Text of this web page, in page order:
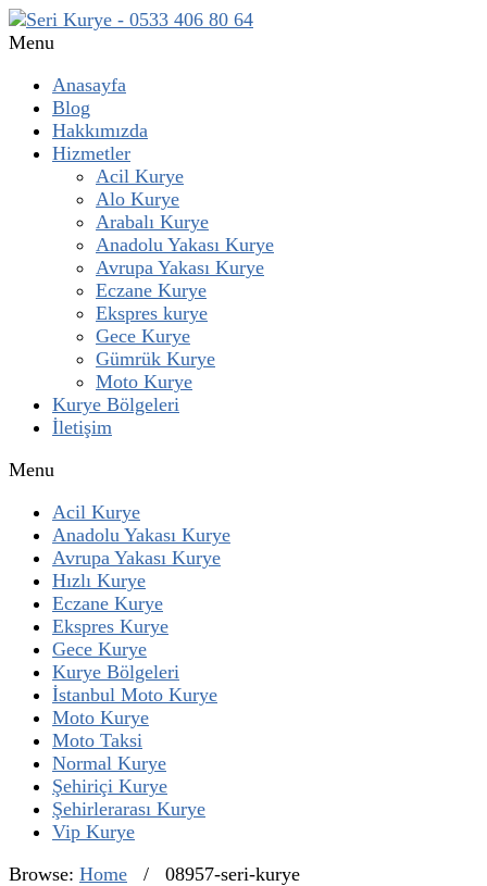
Menu
Anasayfa
Blog
Hakkımızda
Hizmetler
Acil Kurye
Alo Kurye
Arabalı Kurye
Anadolu Yakası Kurye
Avrupa Yakası Kurye
Eczane Kurye
Ekspres kurye
Gece Kurye
Gümrük Kurye
Moto Kurye
Kurye Bölgeleri
İletişim
Menu
Acil Kurye
Anadolu Yakası Kurye
Avrupa Yakası Kurye
Hızlı Kurye
Eczane Kurye
Ekspres Kurye
Gece Kurye
Kurye Bölgeleri
İstanbul Moto Kurye
Moto Kurye
Moto Taksi
Normal Kurye
Şehiriçi Kurye
Şehirlerarası Kurye
Vip Kurye
Browse: Home / 08957-seri-kurye